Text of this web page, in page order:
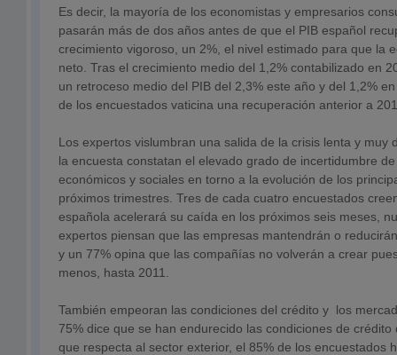
Es decir, la mayoría de los economistas y empresarios
pasarán más de dos años antes de que el PIB español
crecimiento vigoroso, un 2%, el nivel estimado para que la
neto. Tras el crecimiento medio del 1,2% contabilizado en
un retroceso medio del PIB del 2,3% este año y del 1,2%
de los encuestados vaticina una recuperación anterior a
Los expertos vislumbran una salida de la crisis lenta y muy
la encuesta constatan el elevado grado de incertidumbre
económicos y sociales en torno a la evolución de los
próximos trimestres. Tres de cada cuatro encuestados
española acelerará su caída en los próximos seis meses,
expertos piensan que las empresas mantendrán o
y un 77% opina que las compañías no volverán a crear
menos, hasta 2011.
También empeoran las condiciones del crédito y los
75% dice que se han endurecido las condiciones de
que respecta al sector exterior, el 85% de los encuestados